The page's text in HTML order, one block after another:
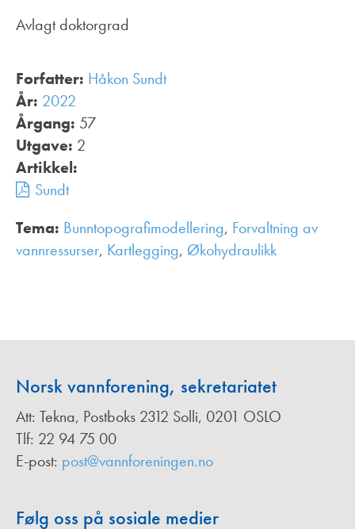
Avlagt doktorgrad
Forfatter: Håkon Sundt
År: 2022
Årgang: 57
Utgave: 2
Artikkel:
Sundt
Tema: Bunntopografimodellering, Forvaltning av
vannressurser, Kartlegging, Økohydraulikk
Norsk vannforening, sekretariatet
Att: Tekna, Postboks 2312 Solli, 0201 OSLO
Tlf: 22 94 75 00
E-post: post@vannforeningen.no
Følg oss på sosiale medier